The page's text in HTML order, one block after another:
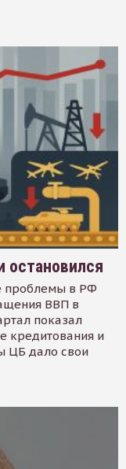
остановился
проблемы в РФ
ВВП в
показал
кредитования и
ЦБ дало свои